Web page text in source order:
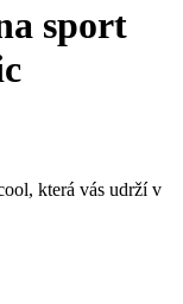
sport
která vás udrží v